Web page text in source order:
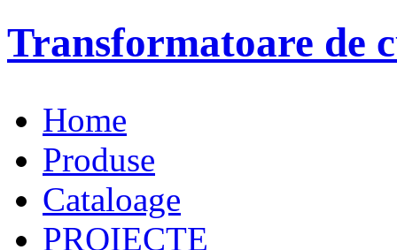
Transformatoare de
Home
Produse
Cataloage
PROIECTE